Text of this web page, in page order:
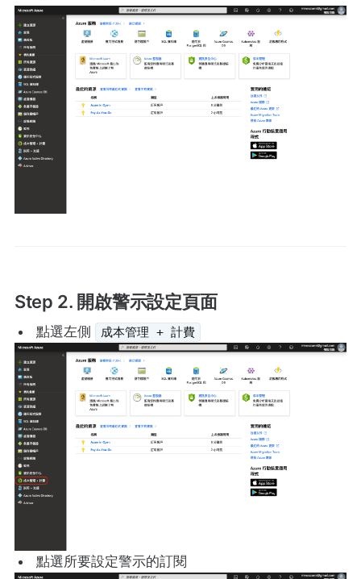
Step 2. 開啟警示設定頁面
點選左側 成本管理 + 計費
點選所要設定警示的訂閱